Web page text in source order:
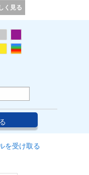
く見る
を受け取る